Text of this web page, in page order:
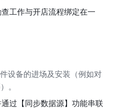
工作与开店流程绑定在一
设备的进场及安装（例如对
。
过【同步数据源】功能串联